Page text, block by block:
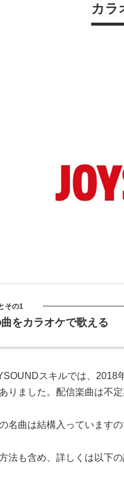
カラ
その1
をカラオケで歌える
スキルでは、2018
りました。配信楽曲は不
名曲は結構入っています
法も含め、詳しくは以下